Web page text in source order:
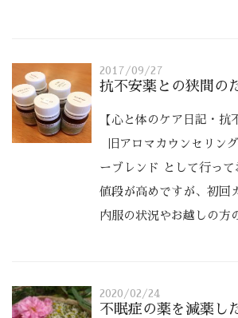
2017/09/27
抗不安薬との狭間の
【心と体のケア日記・抗
旧アロマカウンセリン
ーブレンド として行っ
値段が高めですが、初回
内服の状況やお越しの方
2020/02/24
不眠症の薬を減薬し